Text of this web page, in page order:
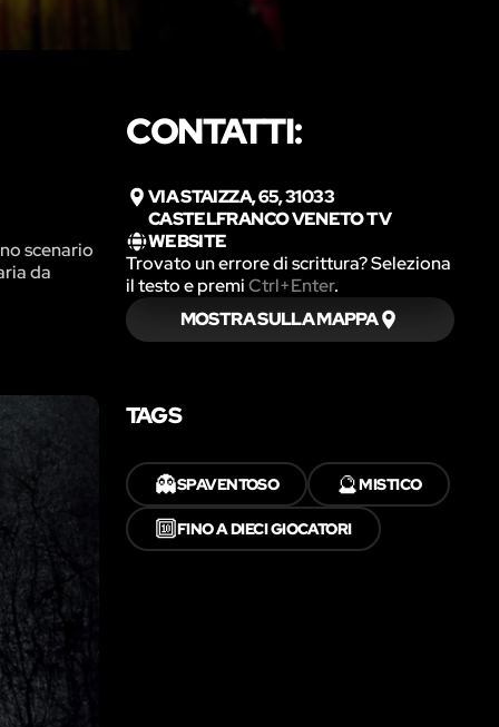
scenario
da
CONTATTI:
VIA STAIZZA, 65, 31033
CASTELFRANCO VENETO TV
WEBSITE
Trovato un errore di scrittura? Seleziona
il testo e premiCtrl+Enter.
MOSTRA SULLA MAPPA
TAGS
👻SPAVENTOSO 🔮MISTICO
🔟FINO A DIECI GIOCATORI